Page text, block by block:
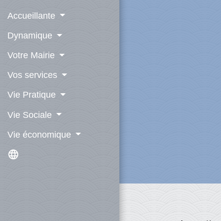
Accueillante
Dynamique
Votre Mairie
Vos services
Vie Pratique
Vie Sociale
Vie économique
language